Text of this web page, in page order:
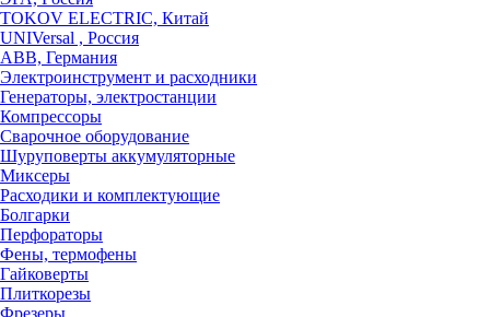
TOKOV ELECTRIC, Китай
UNIVersal , Россия
ABB, Германия
Электроинструмент и расходники
Генераторы, электростанции
Компрессоры
Сварочное оборудование
Шуруповерты аккумуляторные
Миксеры
Расходики и комплектующие
Болгарки
Перфораторы
Фены, термофены
Гайковерты
Плиткорезы
Фрезеры